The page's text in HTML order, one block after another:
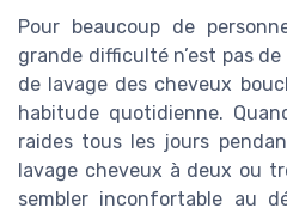
Pour beaucoup de
grande difficulté n’est pas
de lavage des cheveux
habitude quotidienne.
raides tous les jours
lavage cheveux à deux ou
sembler inconfortable au